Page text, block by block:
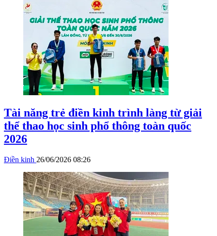
Tài năng trẻ điền kinh trình làng từ giải
thể thao học sinh phổ thông toàn quốc
2026
Điền kinh 26/06/2026 08:26